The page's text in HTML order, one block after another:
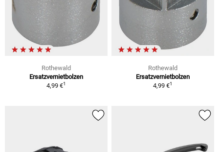
Rothewald
Ersatzvernietbolzen
4,99 €1
Rothewald
Ersatzvernietbolzen
4,99 €1